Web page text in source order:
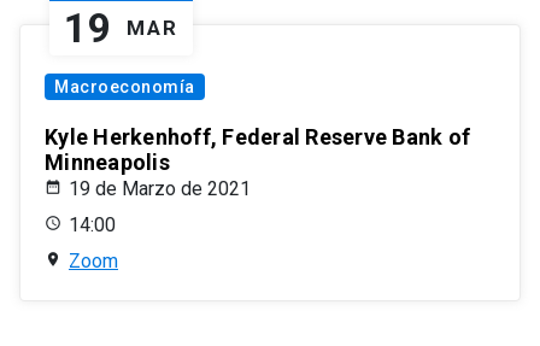
19 MAR
Macroeconomía
Kyle Herkenhoff, Federal Reserve Bank of
Minneapolis
19 de Marzo de 2021
14:00
Zoom